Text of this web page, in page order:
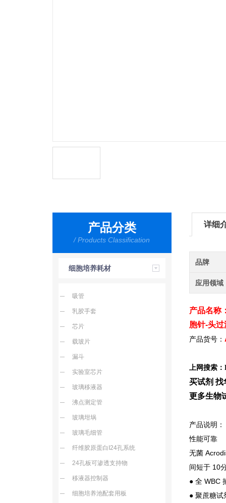
产品分类
/ Products Classification
细胞培养耗材
吸管
乳胶手套
芯片
载玻片
漏斗
实验室芯片
玻璃移液器
沸点测定管
玻璃坩埚
玻璃毛细管
纤维胶原蛋白I24孔系统
24孔板可渗透支持物
移液器控制器
细胞培养池配套用板
详细
品牌
应用领域
产品名称
胞针-头过
产品货号：
上网搜索
买试剂 找
更多生物
产品说明：
性能可靠
无菌
间短于 10
● 全 WBC
● 聚蔗糖试